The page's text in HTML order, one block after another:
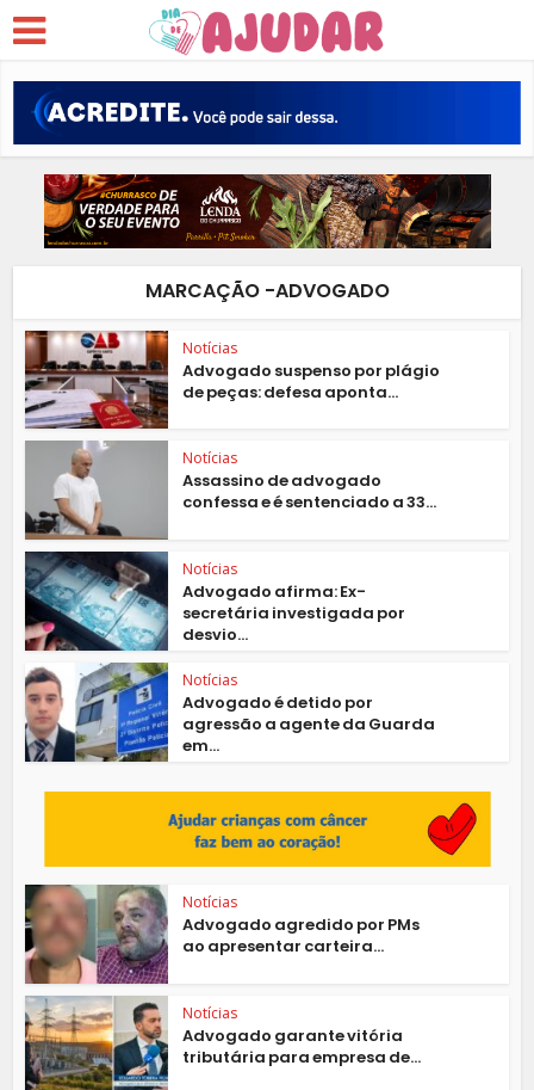
MARCAÇÃO -ADVOGADO
Notícias
Advogado suspenso por plágio
de peças: defesa aponta...
Notícias
Assassino de advogado
confessa e é sentenciado a 33...
Notícias
Advogado afirma: Ex-
secretária investigada por
desvio...
Notícias
Advogado é detido por
agressão a agente da Guarda
em...
Notícias
Advogado agredido por PMs
ao apresentar carteira...
Notícias
Advogado garante vitória
tributária para empresa de...